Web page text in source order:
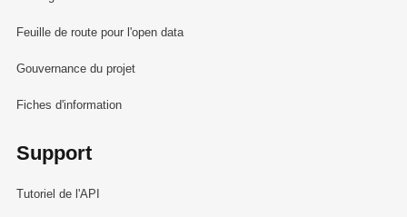
Feuille de route pour l'open data
Gouvernance du projet
Fiches d'information
Support
Tutoriel de l'API